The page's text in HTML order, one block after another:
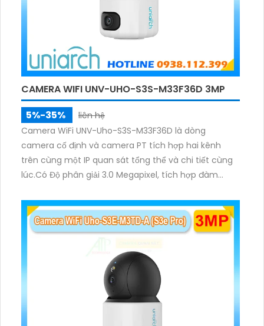
CAMERA WIFI UNV-UHO-S3S-M33F36D 3MP
5%-35%
liên hệ
Camera WiFi UNV-Uho-S3S-M33F36D là dòng
camera cố định và camera PT tích hợp hai kênh
trên cùng một IP quan sát tổng thể và chi tiết cùng
lúc.Có Độ phân giải 3.0 Megapixel, tích hợp đàm
sáng ấm lên đến 10m.